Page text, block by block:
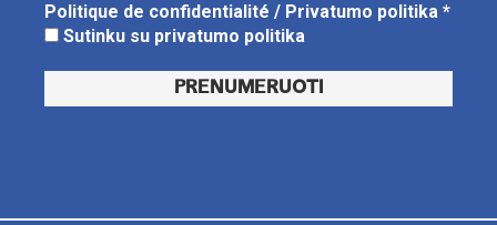
Politique de confidentialité / Privatumo politika *
Sutinku su privatumo politika